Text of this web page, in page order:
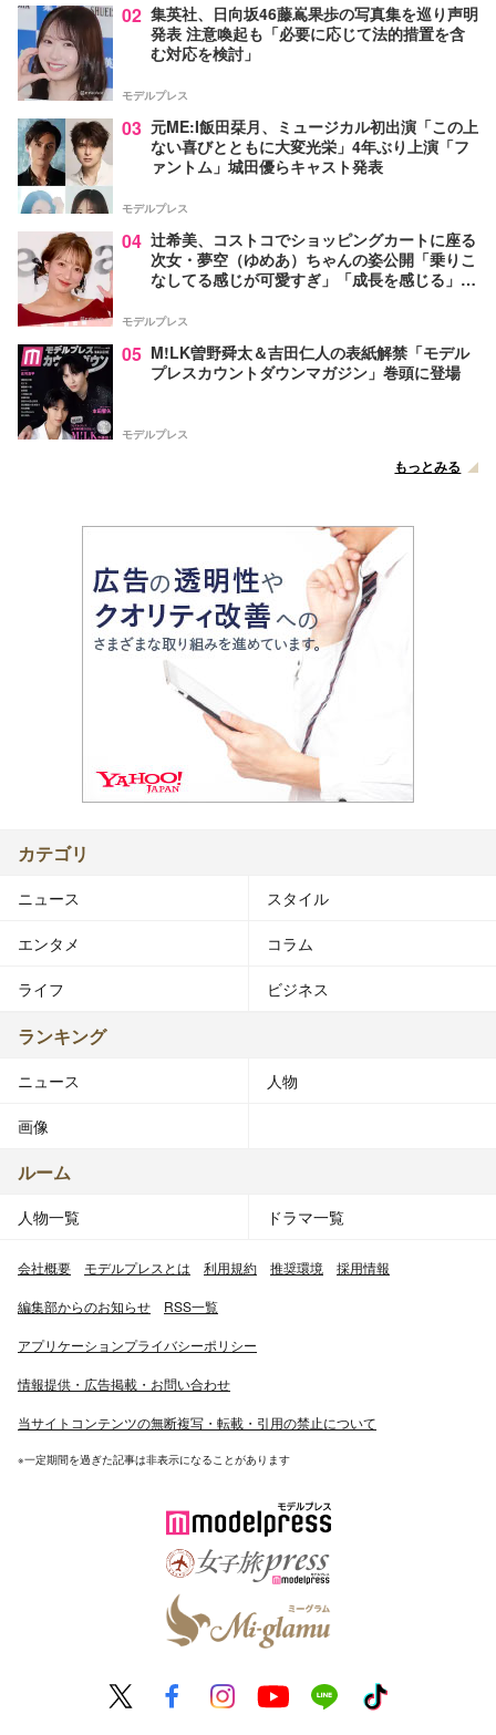
02 集英社、日向坂46藤嶌果歩の写真集を巡り声明
発表 注意喚起も「必要に応じて法的措置を含
む対応を検討」
モデルプレス
03 元ME:I飯田栞月、ミュージカル初出演「この上
ない喜びとともに大変光栄」4年ぶり上演「フ
ァントム」城田優らキャスト発表
モデルプレス
04 辻希美、コストコでショッピングカートに座る
次女・夢空（ゆめあ）ちゃんの姿公開「乗りこ
なしてる感じが可愛すぎ」「成長を感じる」の
モデルプレス
05 M!LK曽野舜太＆吉田仁人の表紙解禁「モデル
プレスカウントダウンマガジン」巻頭に登場
モデルプレス
もっとみる
カテゴリ
ニュース スタイル
エンタメ コラム
ライフ ビジネス
ランキング
ニュース 人物
画像
ルーム
人物一覧 ドラマ一覧
会社概要 モデルプレスとは 利用規約 推奨環境 採用情報
編集部からのお知らせ RSS一覧
アプリケーションプライバシーポリシー
情報提供・広告掲載・お問い合わせ
当サイトコンテンツの無断複写・転載・引用の禁止について
※一定期間を過ぎた記事は非表示になることがあります